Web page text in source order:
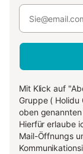
Mit Klick auf
Gruppe ( Holidu
oben
Hierfür erlaube
Mail-Öffnungs